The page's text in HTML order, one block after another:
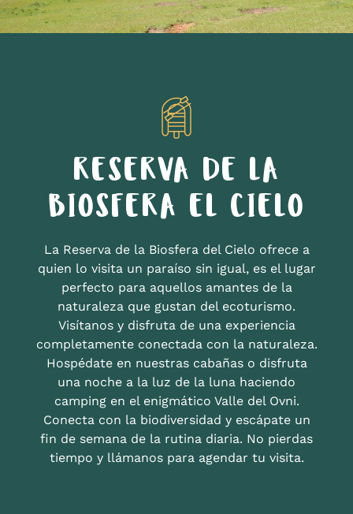
RESERVA DE LA
BIOSFERA EL CIELO
La Reserva de la Biosfera del Cielo ofrece a
quien lo visita un paraíso sin igual, es el lugar
perfecto para aquellos amantes de la
naturaleza que gustan del ecoturismo.
Visítanos y disfruta de una experiencia
completamente conectada con la naturaleza.
Hospédate en nuestras cabañas o disfruta
una noche a la luz de la luna haciendo
camping en el enigmático Valle del Ovni.
Conecta con la biodiversidad y escápate un
fin de semana de la rutina diaria. No pierdas
tiempo y llámanos para agendar tu visita.